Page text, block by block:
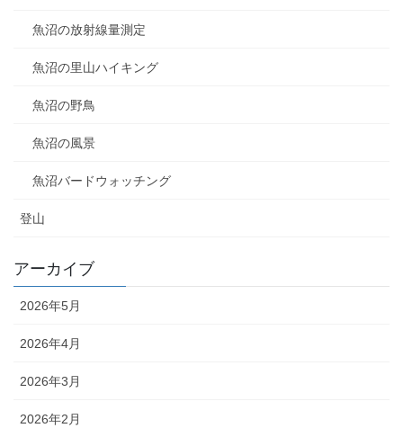
魚沼の放射線量測定
魚沼の里山ハイキング
魚沼の野鳥
魚沼の風景
魚沼バードウォッチング
登山
アーカイブ
2026年5月
2026年4月
2026年3月
2026年2月